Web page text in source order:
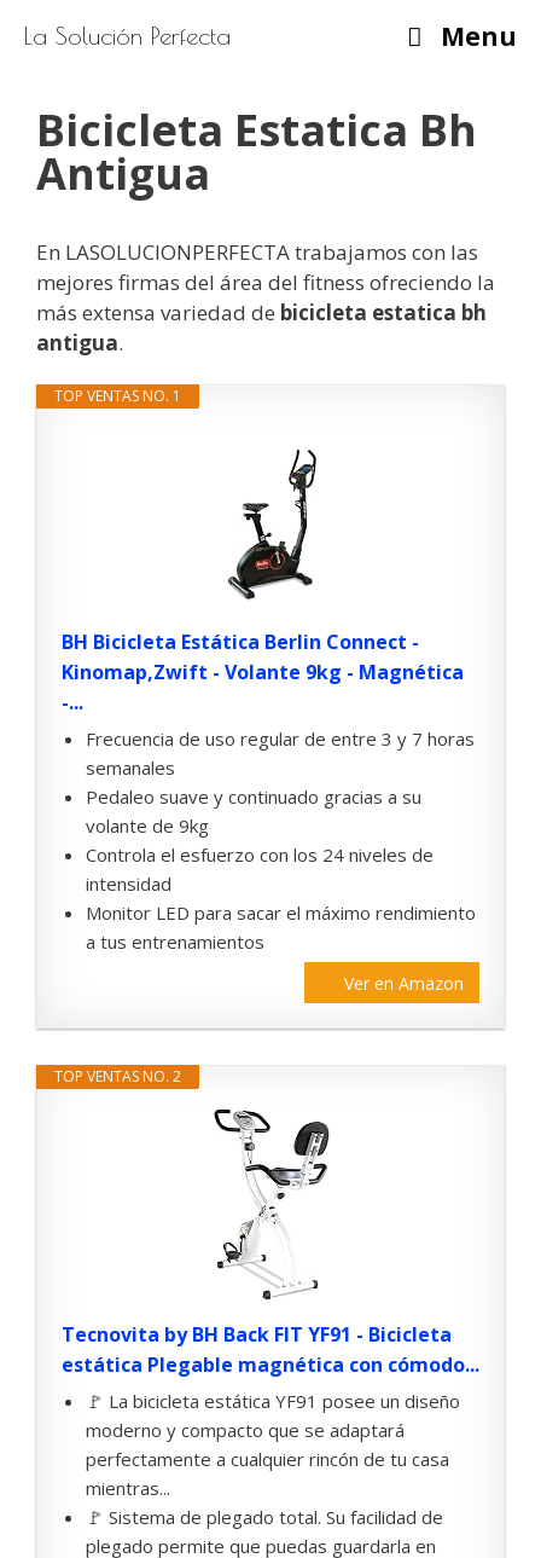
La Solución Perfecta Menu
Bicicleta Estatica Bh
Antigua
En LASOLUCIONPERFECTA trabajamos con las
mejores firmas del área del fitness ofreciendo la
más extensa variedad de bicicleta estatica bh
antigua.
TOP VENTAS NO. 1
BH Bicicleta Estática Berlin Connect -
Kinomap,Zwift - Volante 9kg - Magnética
-...
Frecuencia de uso regular de entre 3 y 7 horas
semanales
Pedaleo suave y continuado gracias a su
volante de 9kg
Controla el esfuerzo con los 24 niveles de
intensidad
Monitor LED para sacar el máximo rendimiento
a tus entrenamientos
Ver en Amazon
TOP VENTAS NO. 2
Tecnovita by BH Back FIT YF91 - Bicicleta
estática Plegable magnética con cómodo...
🚩 La bicicleta estática YF91 posee un diseño
moderno y compacto que se adaptará
perfectamente a cualquier rincón de tu casa
mientras...
🚩 Sistema de plegado total. Su facilidad de
plegado permite que puedas guardarla en